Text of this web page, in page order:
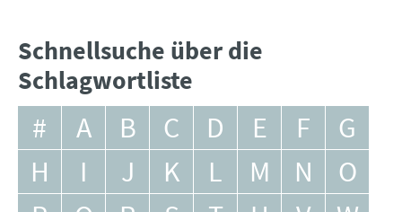
Schnellsuche über die
Schlagwortliste
# A B C D E F
G
H
I J K L M N
O